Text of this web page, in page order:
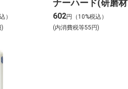
）
)
ナーハード(研磨材
入)
602円（10%税込）
(内消費税等55円)